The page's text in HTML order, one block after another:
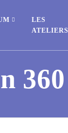
LES
ATELIERS
360